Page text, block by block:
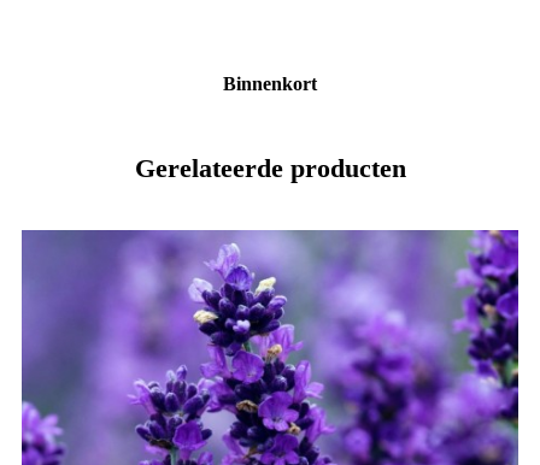
Binnenkort
Gerelateerde producten